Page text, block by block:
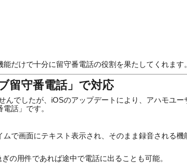
だけで十分に留守番電話の役割を果たしてくれます。
留守番電話」で対応
んでしたが、iOSのアップデートにより、アハモユー
話」です。
で画面にテキスト表示され、そのまま録音される機
の用件であれば途中で電話に出ることも可能。